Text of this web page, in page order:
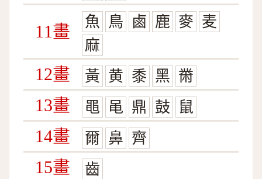
11畫 魚 鳥 鹵 鹿 麥 麦
麻
12畫 黃 黄 黍 黑 黹
13畫 黽 黾 鼎 鼓 鼠
14畫 爾 鼻 齊
15畫 齒